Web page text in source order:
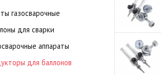
газосварочные
для сварки
аппараты
для баллонов